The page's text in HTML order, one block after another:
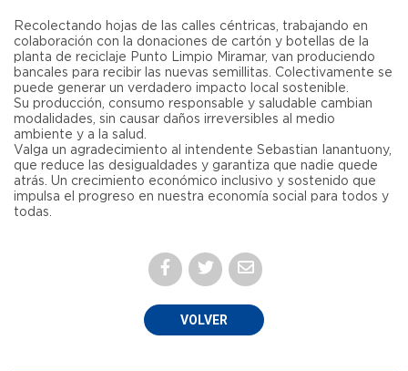
Recolectando hojas de las calles céntricas, trabajando en
colaboración con la donaciones de cartón y botellas de la
planta de reciclaje Punto Limpio Miramar, van produciendo
bancales para recibir las nuevas semillitas. Colectivamente se
puede generar un verdadero impacto local sostenible.
Su producción, consumo responsable y saludable cambian
modalidades, sin causar daños irreversibles al medio
ambiente y a la salud.
Valga un agradecimiento al intendente Sebastian Ianantuony,
que reduce las desigualdades y garantiza que nadie quede
atrás. Un crecimiento económico inclusivo y sostenido que
impulsa el progreso en nuestra economía social para todos y
todas.
VOLVER